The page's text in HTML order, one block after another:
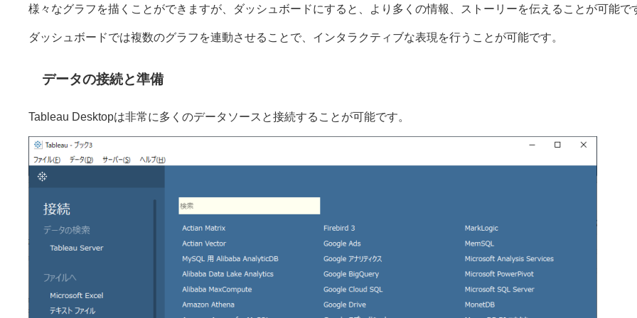
様々なグラフを描くことができますが、ダッシュボードにすると、より多くの情報、ストーリーを伝えることが可能で
ダッシュボードでは複数のグラフを連動させることで、インタラクティブな表現を行うことが可能です。
データの接続と準備
Tableau Desktopは非常に多くのデータソースと接続することが可能です。